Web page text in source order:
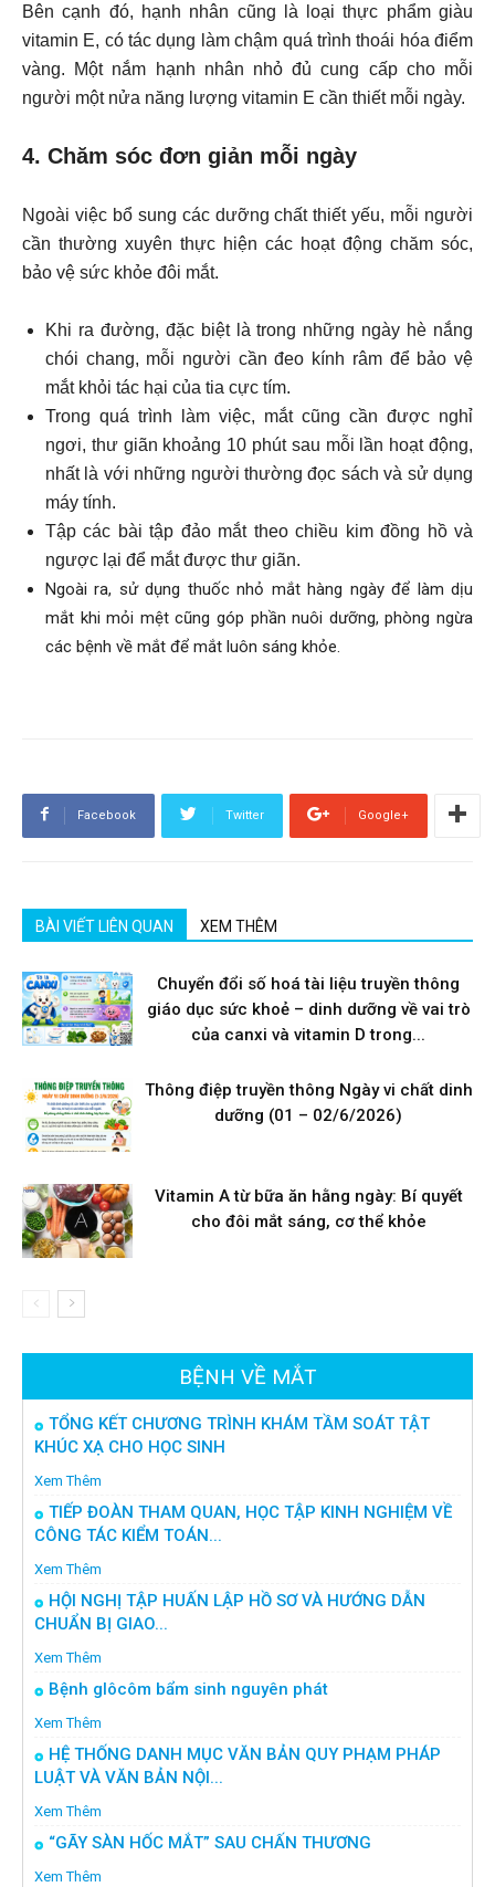
Bên cạnh đó, hạnh nhân cũng là loại thực phẩm giàu
vitamin E, có tác dụng làm chậm quá trình thoái hóa điểm
vàng. Một nắm hạnh nhân nhỏ đủ cung cấp cho mỗi
người một nửa năng lượng vitamin E cần thiết mỗi ngày.
4. Chăm sóc đơn giản mỗi ngày
Ngoài việc bổ sung các dưỡng chất thiết yếu, mỗi người
cần thường xuyên thực hiện các hoạt động chăm sóc,
bảo vệ sức khỏe đôi mắt.
Khi ra đường, đặc biệt là trong những ngày hè nắng
chói chang, mỗi người cần đeo kính râm để bảo vệ
mắt khỏi tác hại của tia cực tím.
Trong quá trình làm việc, mắt cũng cần được nghỉ
ngơi, thư giãn khoảng 10 phút sau mỗi lần hoạt động,
nhất là với những người thường đọc sách và sử dụng
máy tính.
Tập các bài tập đảo mắt theo chiều kim đồng hồ và
ngược lại để mắt được thư giãn.
Ngoài ra, sử dụng thuốc nhỏ mắt hàng ngày để làm dịu
mắt khi mỏi mệt cũng góp phần nuôi dưỡng, phòng ngừa
các bệnh về mắt để mắt luôn sáng khỏe.
Facebook Twitter Google+
BÀI VIẾT LIÊN QUAN XEM THÊM
Chuyển đổi số hoá tài liệu truyền thông
giáo dục sức khoẻ – dinh dưỡng về vai trò
của canxi và vitamin D trong...
Thông điệp truyền thông Ngày vi chất dinh
dưỡng (01 – 02/6/2026)
Vitamin A từ bữa ăn hằng ngày: Bí quyết
cho đôi mắt sáng, cơ thể khỏe
BỆNH VỀ MẮT
TỔNG KẾT CHƯƠNG TRÌNH KHÁM TẦM SOÁT TẬT
KHÚC XẠ CHO HỌC SINH
Xem Thêm
TIẾP ĐOÀN THAM QUAN, HỌC TẬP KINH NGHIỆM VỀ
CÔNG TÁC KIỂM TOÁN...
Xem Thêm
HỘI NGHỊ TẬP HUẤN LẬP HỒ SƠ VÀ HƯỚNG DẪN
CHUẨN BỊ GIAO...
Xem Thêm
Bệnh glôcôm bẩm sinh nguyên phát
Xem Thêm
HỆ THỐNG DANH MỤC VĂN BẢN QUY PHẠM PHÁP
LUẬT VÀ VĂN BẢN NỘI...
Xem Thêm
“GÃY SÀN HỐC MẮT” SAU CHẤN THƯƠNG
Xem Thêm